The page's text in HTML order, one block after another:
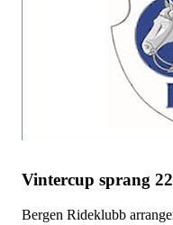
Vintercup sprang
Bergen Rideklubb